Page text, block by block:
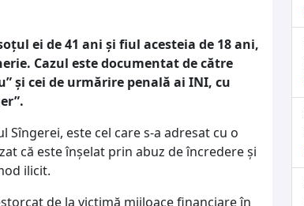
ei de 41 ani și fiul acesteia de 18 ani,
Cazul este documentat de către
și cei de urmărire penală ai INI, cu
este cel care s-a adresat cu o
că este înșelat prin abuz de încredere și
ilicit.
de la victimă mijloace financiare în